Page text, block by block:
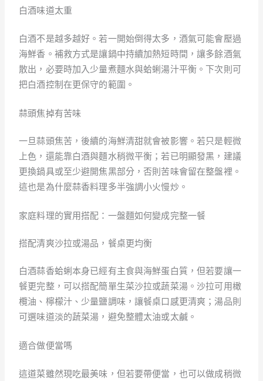
白酒味道太重
白酒不是越多越好。若一開始倒得太多，酒氣可能會壓過
海鮮香。補救方式是讓鍋中持續加熱短時間，讓多餘酒氣
散出，必要時加入少量煮麵水與蛤蜊湯汁平衡。下次則可
把白酒控制在更保守的範圍。
蒜頭焦掉有苦味
一旦蒜頭焦苦，後續的海鮮清甜就會被影響。若只是輕微
上色，還能靠白酒與麵水稍微平衡；若已明顯發黑，建議
更換鍋具或至少避開焦黑部分，否則苦味會留在整盤裡。
這也是為什麼蒜香料理多半強調小火慢炒。
家庭料理的實用搭配：一盤麵如何變成完整一餐
搭配清爽沙拉或湯品，餐桌更均衡
白酒蒜香蛤蜊本身已經有主食與海鮮蛋白質，但若要讓一
餐更完整，可以搭配簡單生菜沙拉或蔬菜湯。沙拉可用橄
欖油、檸檬汁、少量鹽調味，讓餐桌口感更清爽；湯品則
可選味道淡的蔬菜湯，避免整體太油或太鹹。
適合做便當嗎
這道菜雖然現吃最美味，但若要帶便當，也可以做成稍微